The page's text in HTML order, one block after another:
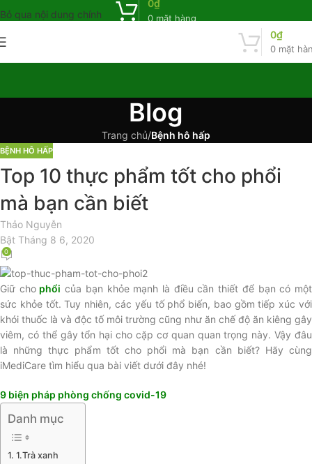
Bỏ qua nội dung chính 0 mặt hàng
0₫
0 mặt
0₫
Blog
Trang chủ/Bệnh hô hấp
BỆNH HÔ HẤP
Top 10 thực phẩm tốt cho phổi
mà bạn cần biết
Thảo Nguyễn
Bật Tháng 8 6, 2020
0
Giữ chophổi của bạn khỏe mạnh là điều cần thiết để bạn có một
sức khỏe tốt. Tuy nhiên, các yếu tố phổ biến, bao gồm tiếp xúc với
khói thuốc là và độc tố môi trường cũng như ăn chế độ ăn kiêng gây
viêm, có thể gây tổn hại cho cặp cơ quan quan trọng này. Vậy đâu
là những thực phẩm tốt cho phổi mà bạn cần biết? Hãy cùng
iMediCare tìm hiểu qua bài viết dưới đây nhé!
9 biện pháp phòng chống covid-19
Danh mục
1.Trà xanh